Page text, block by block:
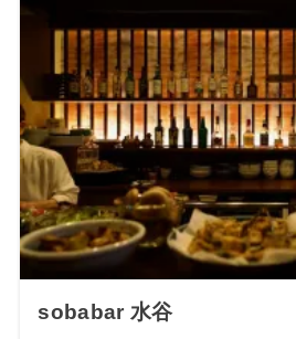
sobabar 水谷